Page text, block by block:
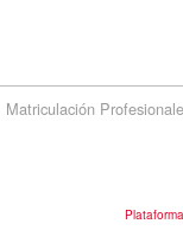
Matriculación